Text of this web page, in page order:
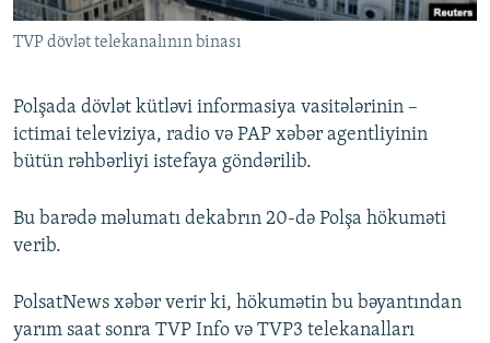
AZADLIQRADIOSU MOBIL TELEFONUNUZDA
BIZIMLƏ ƏLAQƏ
RFE/RL-in bütün saytları
TVP dövlət telekanalının binası
Polşada dövlət kütləvi informasiya vasitələrinin –
ictimai televiziya, radio və PAP xəbər agentliyinin
bütün rəhbərliyi istefaya göndərilib.
Bu barədə məlumatı dekabrın 20-də Polşa hökuməti
verib.
PolsatNews xəbər verir ki, hökumətin bu bəyantından
yarım saat sonra TVP Info və TVP3 telekanalları